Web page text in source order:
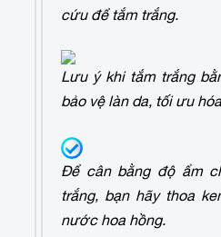
cứu để tắm trắng.
Lưu ý khi tắm trắng
bảo vệ làn da, tối ưu
Để cân bằng độ ẩm
trắng, bạn hãy thoa
nước hoa hồng.